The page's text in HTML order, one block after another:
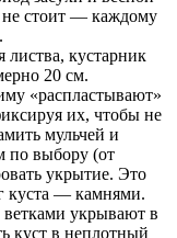
не стоит — каждому
листва, кустарник
20 см.
«распластывают»
их, чтобы не
мульчей и
по выбору (от
укрытие. Это
куста — камнями.
укрывают в
куст в неплотный